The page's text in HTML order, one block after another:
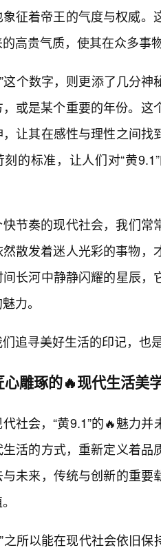
征着帝王的气度与权威。
高贵气质，使其在众多事
这个数字，则更添了几分
或是某个重要的年份。这
让其在感性与理性之间
的标准，让人们对“黄
节奏的现代社会，我们常
散发着迷人光彩的事物，
长河中静静闪耀的星辰
力。
追寻美好生活的印记，也
雕琢的🔥现代生活美
社会，“黄9.1”的🔥魅力
活的方式，重新定义着
未来，传统与创新的重
之所以能在现代社会依旧